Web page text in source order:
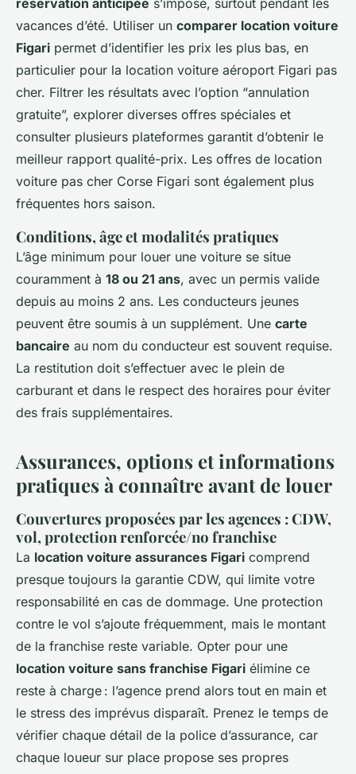
réservation anticipée s’impose, surtout pendant les
vacances d’été. Utiliser un comparer location voiture
Figari permet d’identifier les prix les plus bas, en
particulier pour la location voiture aéroport Figari pas
cher. Filtrer les résultats avec l’option “annulation
gratuite”, explorer diverses offres spéciales et
consulter plusieurs plateformes garantit d’obtenir le
meilleur rapport qualité-prix. Les offres de location
voiture pas cher Corse Figari sont également plus
fréquentes hors saison.
Conditions, âge et modalités pratiques
L’âge minimum pour louer une voiture se situe
couramment à 18 ou 21 ans, avec un permis valide
depuis au moins 2 ans. Les conducteurs jeunes
peuvent être soumis à un supplément. Une carte
bancaire au nom du conducteur est souvent requise.
La restitution doit s’effectuer avec le plein de
carburant et dans le respect des horaires pour éviter
des frais supplémentaires.
Assurances, options et informations
pratiques à connaître avant de louer
Couvertures proposées par les agences : CDW,
vol, protection renforcée/no franchise
La location voiture assurances Figari comprend
presque toujours la garantie CDW, qui limite votre
responsabilité en cas de dommage. Une protection
contre le vol s’ajoute fréquemment, mais le montant
de la franchise reste variable. Opter pour une
location voiture sans franchise Figari élimine ce
reste à charge : l’agence prend alors tout en main et
le stress des imprévus disparaît. Prenez le temps de
vérifier chaque détail de la police d’assurance, car
chaque loueur sur place propose ses propres